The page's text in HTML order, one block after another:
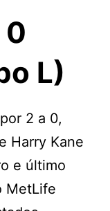
0
L)
2 a 0,
Harry Kane
e último
MetLife